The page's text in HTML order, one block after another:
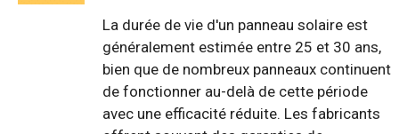
La durée de vie d'un panneau solaire est
généralement estimée entre 25 et 30 ans,
bien que de nombreux panneaux continuent
de fonctionner au-delà de cette période
avec une efficacité réduite. Les fabricants